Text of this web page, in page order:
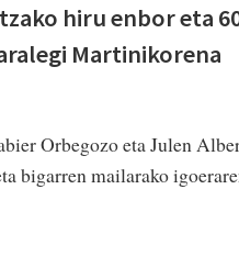
hiru enbor eta
Martinikorena
Orbegozo eta Julen
bigarren mailarako